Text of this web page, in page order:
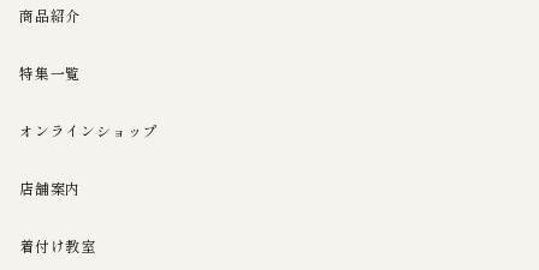
商品紹介
特集一覧
オンラインショップ
店舗案内
着付け教室